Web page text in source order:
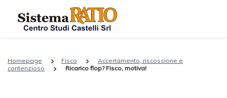
Homepage Fisco
Accertamento, riscossione e
contenzioso
Ricarico flop? Fisco, motiva!